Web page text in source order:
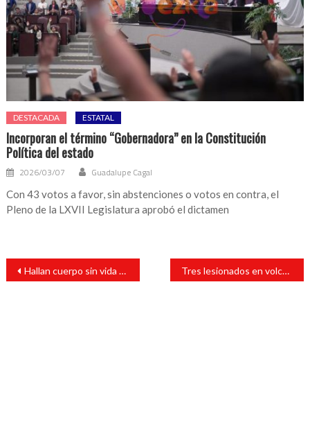
DESTACADA ESTATAL
Incorporan el término “Gobernadora” en la Constitución
Política del estado
2026/03/07 Guadalupe Cagal
Con 43 votos a favor, sin abstenciones o votos en contra, el
Pleno de la LXVII Legislatura aprobó el dictamen
Navegación
entradas
Hallan cuerpo sin vida al parecer de un hombre en pleno festejo del día del padre Tres lesionados en volcadura de camion materialista